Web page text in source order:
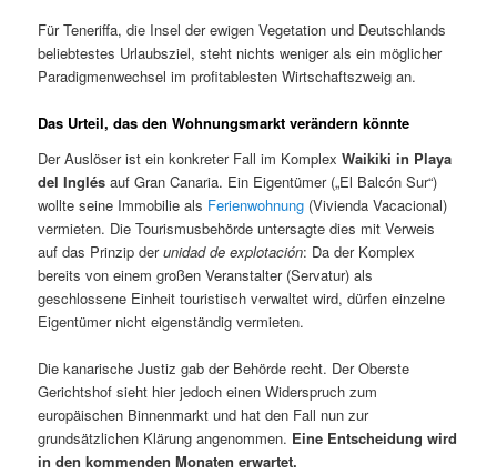
Für Teneriffa, die Insel der ewigen Vegetation und Deutschlands
beliebtestes Urlaubsziel, steht nichts weniger als ein möglicher
Paradigmenwechsel im profitablesten Wirtschaftszweig an.
Das Urteil, das den Wohnungsmarkt verändern könnte
Der Auslöser ist ein konkreter Fall im KomplexWaikiki in Playa
del Inglés auf Gran Canaria. Ein Eigentümer („El Balcón Sur“)
wollte seine Immobilie als Ferienwohnung (Vivienda Vacacional)
vermieten. Die Tourismusbehörde untersagte dies mit Verweis
auf das Prinzip derunidad de explotación: Da der Komplex
bereits von einem großen Veranstalter (Servatur) als
geschlossene Einheit touristisch verwaltet wird, dürfen einzelne
Eigentümer nicht eigenständig vermieten.
Die kanarische Justiz gab der Behörde recht. Der Oberste
Gerichtshof sieht hier jedoch einen Widerspruch zum
europäischen Binnenmarkt und hat den Fall nun zur
grundsätzlichen Klärung angenommen. Eine Entscheidung wird
in den kommenden Monaten erwartet.